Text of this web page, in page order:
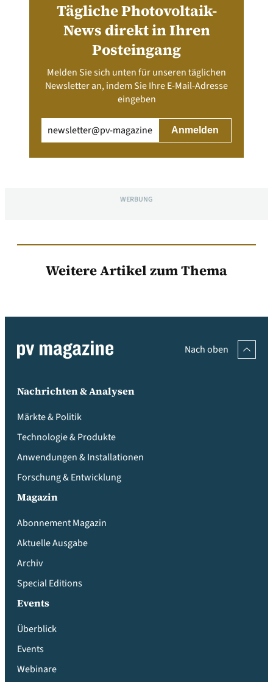
Tägliche Photovoltaik-
News direkt in Ihren
Posteingang
Melden Sie sich unten für unseren täglichen
Newsletter an, indem Sie Ihre E-Mail-Adresse
eingeben
(erforderlich)
WERBUNG
Weitere Artikel zum Thema
Nach oben
Nachrichten & Analysen
Märkte & Politik
Technologie & Produkte
Anwendungen & Installationen
Forschung & Entwicklung
Magazin
Abonnement Magazin
Aktuelle Ausgabe
Archiv
Special Editions
Events
Überblick
Events
Webinare